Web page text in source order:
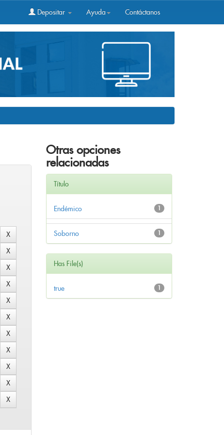
Depositar Ayuda Contáctanos
Otras opciones
relacionadas
Título
1
Endémico
1
Soborno
Has File(s)
1
true